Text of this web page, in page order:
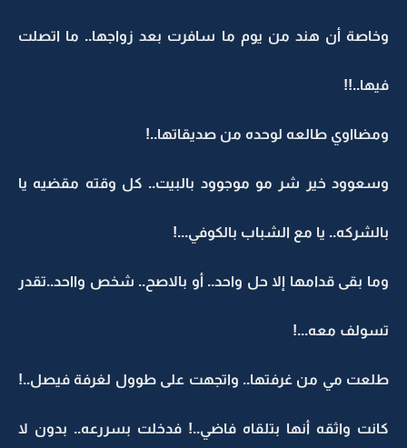
وخاصة أن هند من يوم ما سافرت بعد زواجها.. ما اتصلت
فيها..!!
ومضااوي طالعه لوحده من صديقاتها..!
وسعوود خير شر مو موجوود بالبيت.. كل وقته مقضيه يا
بالشركه.. يا مع الشباب بالكوفي...!
وما بقى قدامها إلا حل واحد.. أو بالاصح.. شخص وااحد..تقدر
تسولف معه...!
طلعت مي من غرفتها.. واتجهت على طوول لغرفة فيصل..!
كانت واثقه أنها بتلقاه فاضي..! فدخلت بسررعه.. بدون لا